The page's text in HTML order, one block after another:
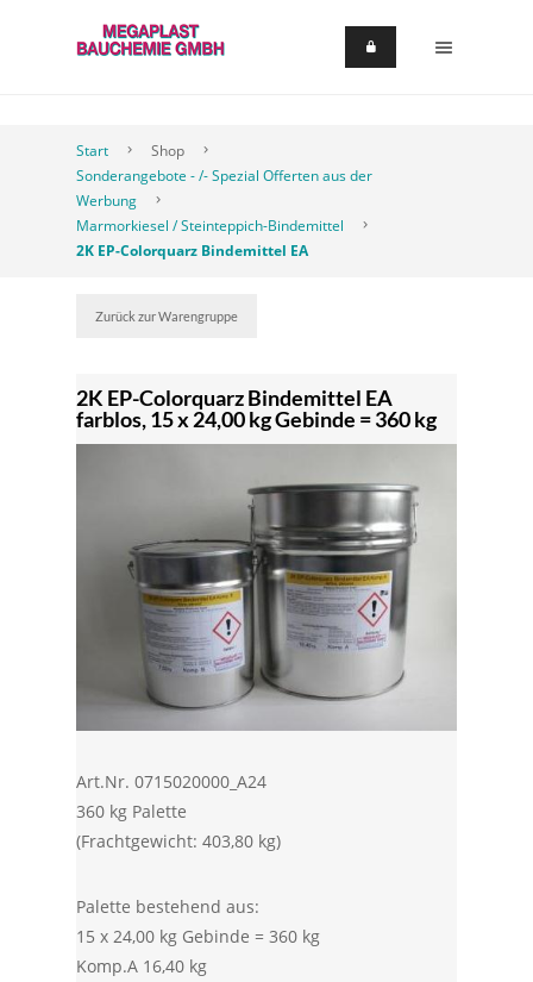
Start
Shop
Sonderangebote - /- Spezial Offerten aus der
Werbung
Marmorkiesel / Steinteppich-Bindemittel
2K EP-Colorquarz Bindemittel EA
Zurück zur Warengruppe
2K EP-Colorquarz Bindemittel EA
farblos, 15 x 24,00 kg Gebinde = 360 kg
Art.Nr. 0715020000_A24
360 kg Palette
(Frachtgewicht: 403,80 kg)
Palette bestehend aus:
15 x 24,00 kg Gebinde = 360 kg
Komp.A 16,40 kg